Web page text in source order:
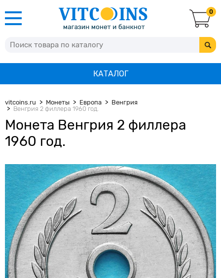
0
КАТАЛОГ
vitcoins.ru Монеты Европа
Венгрия
Венгрия 2 филлера 1960 год.
Монета Венгрия 2 филлера
1960 год.